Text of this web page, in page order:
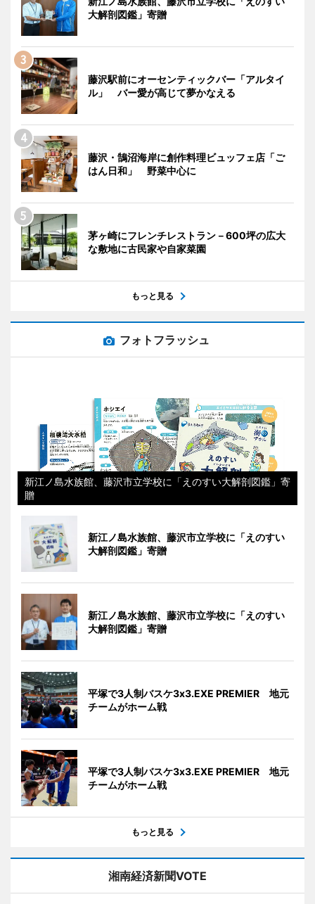
大解剖図鑑」寄贈
藤沢駅前にオーセンティックバー「アルタイ
ル」 バー愛が高じて夢かなえる
藤沢・鵠沼海岸に創作料理ビュッフェ店「ご
はん日和」 野菜中心に
茅ヶ崎にフレンチレストラン－600坪の広大
な敷地に古民家や自家菜園
もっと見る
フォトフラッシュ
新江ノ島水族館、藤沢市立学校に「えのすい大解剖図鑑」寄
贈
新江ノ島水族館、藤沢市立学校に「えのすい
大解剖図鑑」寄贈
新江ノ島水族館、藤沢市立学校に「えのすい
大解剖図鑑」寄贈
平塚で3人制バスケ3x3.EXE PREMIER 地元
チームがホーム戦
平塚で3人制バスケ3x3.EXE PREMIER 地元
チームがホーム戦
もっと見る
湘南経済新聞VOTE